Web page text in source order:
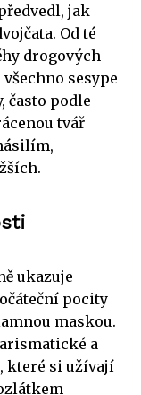
jak
Od té
drogových
sesype
často podle
tvář
ukazuje
pocity
maskou.
a
které si užívají